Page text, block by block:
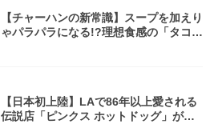
【チャーハンの新常識】スープを加えり
ゃパラパラになる!?理想食感の「タコチ
【日本初上陸】LAで86年以上愛される
伝説店「ピンクス ホットドッグ」が年